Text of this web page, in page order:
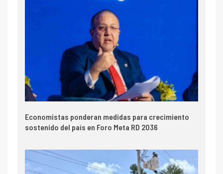
Economistas ponderan medidas para crecimiento
sostenido del país en Foro Meta RD 2036